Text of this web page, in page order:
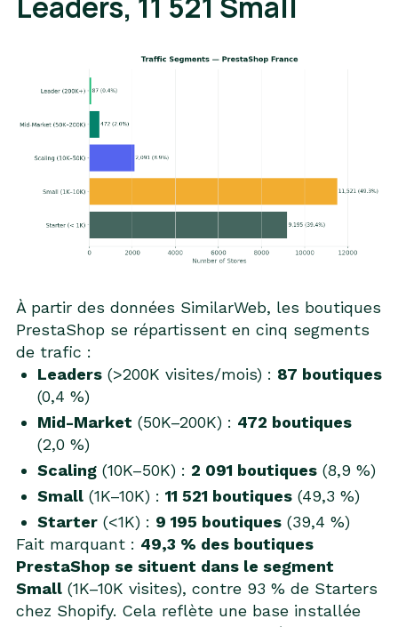
À partir des données SimilarWeb, les boutiques
PrestaShop se répartissent en cinq segments
de trafic :
Leaders (>200K visites/mois) : 87 boutiques
(0,4 %)
Mid-Market (50K–200K) : 472 boutiques
(2,0 %)
Scaling (10K–50K) : 2 091 boutiques (8,9 %)
Small (1K–10K) : 11 521 boutiques (49,3 %)
Starter (<1K) : 9 195 boutiques (39,4 %)
Fait marquant : 49,3 % des boutiques
PrestaShop se situent dans le segment
Small (1K–10K visites), contre 93 % de Starters
chez Shopify. Cela reflète une base installée